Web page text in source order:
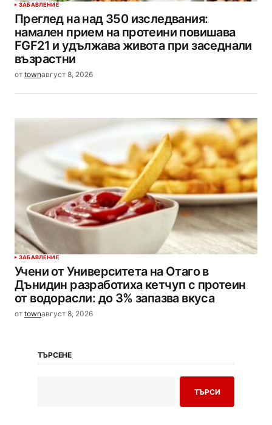
ЗАБАВЛЕНИЕ
Преглед на над 350 изследвания:
намален прием на протеини повишава
FGF21 и удължава живота при заседнали
възрастни
от townавгуст 8, 2026
ЗАБАВЛЕНИЕ
Учени от Университета на Отаго в
Дънидин разработиха кетчуп с протеин
от водорасли: до 3% запазва вкуса
от townавгуст 8, 2026
ТЪРСЕНЕ
ТЪРСИ